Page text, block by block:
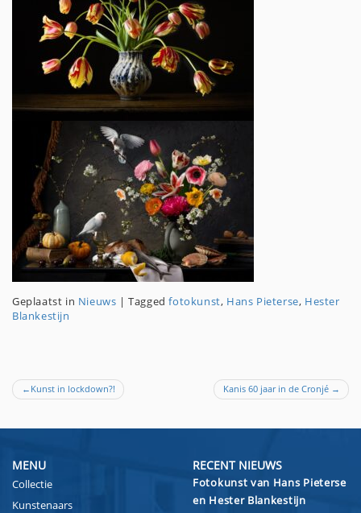
Geplaatst in Nieuws |Taggedfotokunst, Hans Pieterse, Hester
Blankestijn
Kunst in lockdown?! Kanis 60 jaar in de Cronjé
MENU
Collectie
Kunstenaars
RECENT NIEUWS
Fotokunst van Hans Pieterse
en Hester Blankestijn